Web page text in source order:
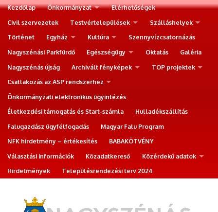
Kezdőlap Önkormányzat
Elérhetőségek
Civil szervezetek
Testvértelepülések
Szálláshelyek
Történet
Egyház Kultúra
Szennyvízcsatornázás
Nagyszénási Parkfürdő
Egészségügy Oktatás
Galéria
Nagyszénás újság
Archivált fényképek
TOP projektek
Csatlakozás az ASP rendszerhez
Önkormányzati elektronikus ügyintézés
Életkezdési támogatás és Start-számla
Hulladékszállítás
Falugazdász ügyfélfogadás
Magyar Falu Program
NFK hirdetmény – értékesítés
BABAKÖTVÉNY
Választási információk
Közadatkereső
Közérdekű adatok
Hirdetmények
Településrendezési terv 2024